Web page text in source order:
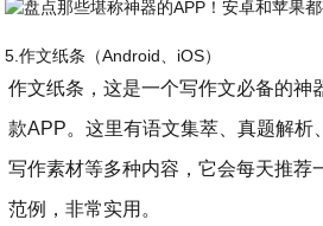
5.作文纸条（Android、iOS）
作文纸条，这是一个写作文必备的神
款APP。这里有语文集萃、真题解析
写作素材等多种内容，它会每天推荐
范例，非常实用。